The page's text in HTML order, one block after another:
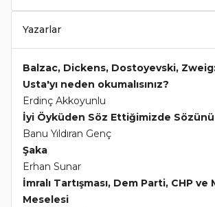
Yazarlar
Balzac, Dickens, Dostoyevski,
Usta'yı neden okumalısınız?
Erdinç Akkoyunlu
İyi Öyküden Söz Ettiğimizde
Banu Yıldıran Genç
Şaka
Erhan Sunar
İmralı Tartışması, Dem Parti, CHP
Meselesi